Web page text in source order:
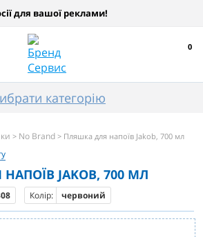
для вашої реклами!
0
категорію
> No Brand > Пляшка для напоїв Jakob, 700 мл
JAKOB, 700 МЛ
Колір: червоний